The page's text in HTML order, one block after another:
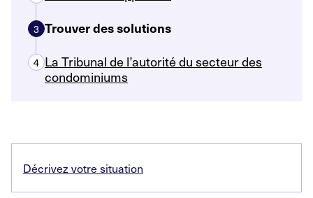
3 Trouver des solutions
4 La Tribunal de l’autorité du secteur des
condominiums
Décrivez votre situation